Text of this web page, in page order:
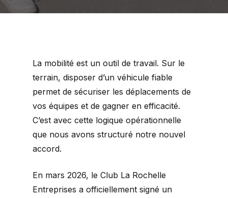
La mobilité est un outil de travail. Sur le
terrain, disposer d’un véhicule fiable
permet de sécuriser les déplacements de
vos équipes et de gagner en efficacité.
C’est avec cette logique opérationnelle
que nous avons structuré notre nouvel
accord.
En mars 2026, le Club La Rochelle
Entreprises a officiellement signé un